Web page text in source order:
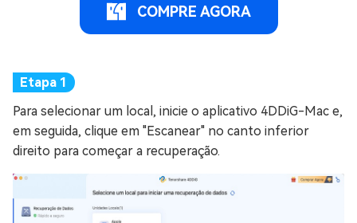
COMPRE AGORA
Para selecionar um local, inicie o aplicativo 4DDiG-Mac e,
em seguida, clique em "Escanear" no canto inferior
direito para começar a recuperação.